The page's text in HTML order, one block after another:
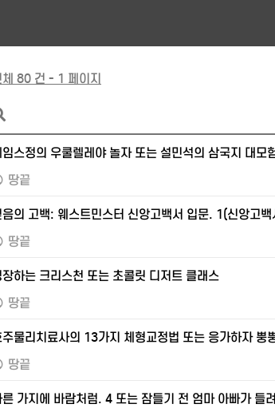
체 80 건 - 1 페이지
임스정의 우쿨렐레야 놀자 또는 설민석의 삼국지 대모
땅끝
음의 고백: 웨스트민스터 신앙고백서 입문. 1(신앙고
땅끝
장하는 크리스천 또는 초콜릿 디저트 클래스
땅끝
주물리치료사의 13가지 체형교정법 또는 응가하자 뿡
땅끝
른 가지에 바람처럼. 4 또는 잠들기 전 엄마 아빠가 들